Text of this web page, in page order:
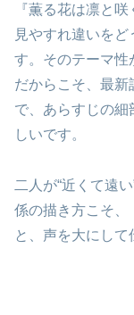
『薫る花は凛と
見やすれ違いを
す。そのテーマ性
だからこそ、最
で、あらすじの
しいです。
二人が“近くて遠
係の描き方こそ、
と、声を大にして